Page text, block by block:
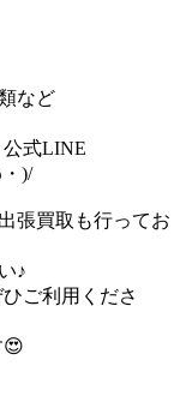
など
式LINE
)/
張買取も行ってお
♪
ご利用くださ
😍